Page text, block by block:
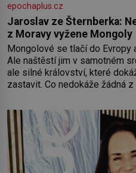
epochaplus.cz
Jaroslav ze Šternberka:
z Moravy vyžene Mongoly
Mongolové se tlačí do Evropy
Ale naštěstí jim v samotném
ale silné království, které
zastavit. Co nedokáže žádná
od roku 1223 postupují podél
moře,